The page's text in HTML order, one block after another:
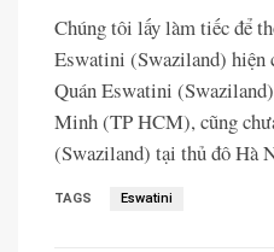
Chúng tôi lấy làm tiếc để
Eswatini (Swaziland) hiện
Quán Eswatini
Minh (TP HCM), cũng
(Swaziland) tại thủ đô Hà
TAGS Eswatini